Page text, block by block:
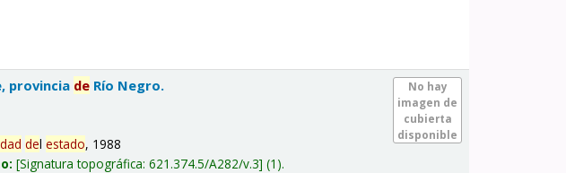
No hay
imagen de
cubierta
disponible
provincia de Río Negro.
delestado, 1988
Signatura topográfica:621.374.5/A282/v.3 (1).